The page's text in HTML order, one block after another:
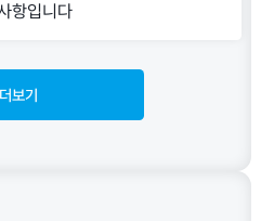
항입니다
더보기